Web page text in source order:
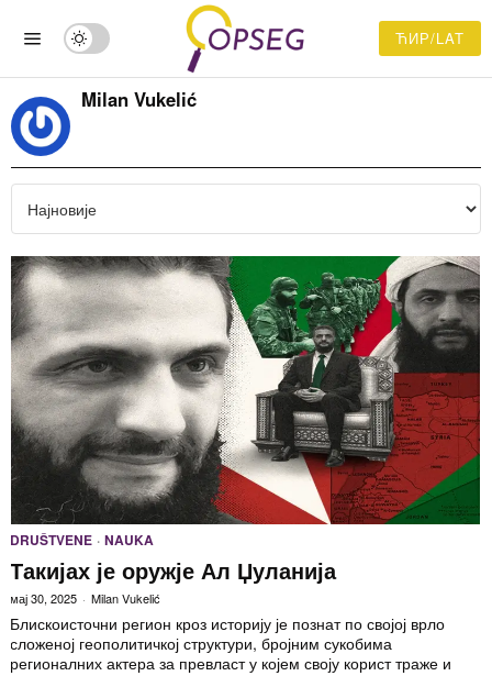
ЋИР/LAT
Milan Vukelić
DRUŠTVENE · NAUKA
Такијах је оружје Ал Џуланија
мај 30, 2025 Milan Vukelić
Блискоисточни регион кроз историју је познат по својој врло
сложеној геополитичкој структури, бројним сукобима
регионалних актера за превласт у којем своју корист траже и